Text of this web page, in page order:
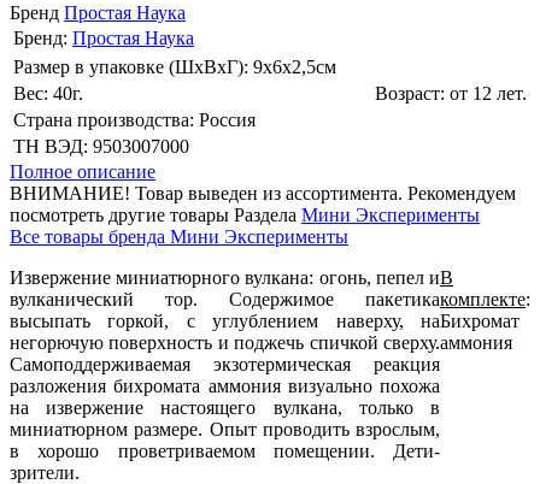
Бренд Простая Наука
Бренд: Простая Наука
Размер в упаковке (ШхВxГ): 9х6х2,5cм
Вес: 40г.
Возраст: от 12 лет.
Страна производства: Россия
ТН ВЭД: 9503007000
Полное описание
ВНИМАНИЕ! Товар выведен из ассортимента. Рекомендуем
посмотреть другие товары Раздела Мини Эксперименты
Все товары бренда Мини Эксперименты
Извержение миниатюрного вулкана: огонь, пепел и
вулканический тор. Содержимое пакетика
высыпать горкой, с углублением наверху, на
негорючую поверхность и поджечь спичкой сверху.
Самоподдерживаемая экзотермическая реакция
разложения бихромата аммония визуально похожа
на извержение настоящего вулкана, только в
миниатюрном размере. Опыт проводить взрослым,
в хорошо проветриваемом помещении. Дети-
зрители.
В
комплекте:
Бихромат
аммония